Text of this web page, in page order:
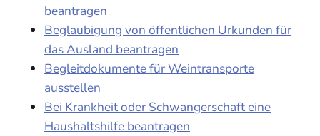
beantragen
Beglaubigung von öffentlichen Urkunden für
das Ausland beantragen
Begleitdokumente für Weintransporte
ausstellen
Bei Krankheit oder Schwangerschaft eine
Haushaltshilfe beantragen